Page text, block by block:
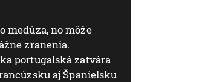
medúza, no môže
zranenia.
portugalská zatvára
aj Španielsku